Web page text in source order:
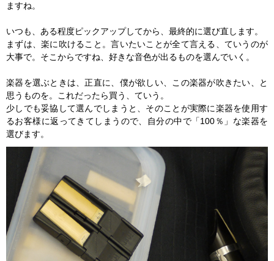
ますね。
いつも、ある程度ピックアップしてから、最終的に選び直します。
まずは、楽に吹けること。言いたいことが全て言える、ていうのが
大事で。そこからですね、好きな音色が出るものを選んでいく。
楽器を選ぶときは、正直に、僕が欲しい、この楽器が吹きたい、と
思うものを。これだったら買う、ていう。
少しでも妥協して選んでしまうと、そのことが実際に楽器を使用す
るお客様に返ってきてしまうので、自分の中で「100％」な楽器を
選びます。